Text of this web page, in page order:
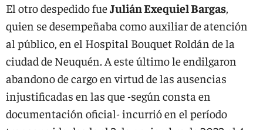
El otro despedido fueJulián Exequiel Bargas,
quien se desempeñaba como auxiliar de atención
al público, en el Hospital Bouquet Roldán de la
ciudad de Neuquén. A este último le endilgaron
abandono de cargo en virtud de las ausencias
injustificadas en las que -según consta en
documentación oficial- incurrió en el período